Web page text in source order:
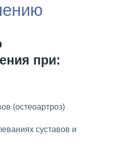
при:
(остеоартроз)
суставов и